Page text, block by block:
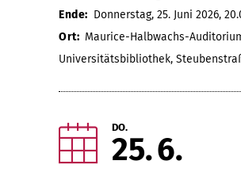
Ende: Donnerstag, 25. Juni 2026,
Ort: Maurice-Halbwachs-
Universitätsbibliothek,
DO.
25 6